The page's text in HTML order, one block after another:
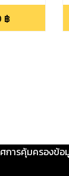
฿
การคุ้มครองข้